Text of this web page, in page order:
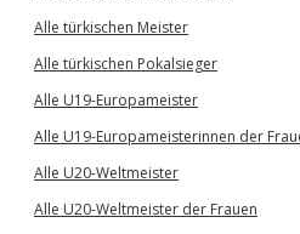
Alle türkischen Meister
Alle türkischen Pokalsieger
Alle U19-Europameister
Alle U19-Europameisterinnen der
Alle U20-Weltmeister
Alle U20-Weltmeister der Frauen